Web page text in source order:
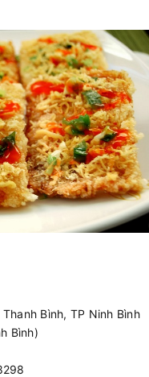
Bình, TP Ninh Bình
Bình)